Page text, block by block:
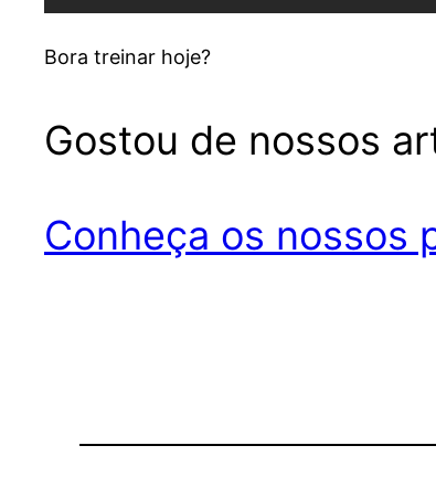
Bora treinar hoje?
Gostou de nossos
Conheça os nossos